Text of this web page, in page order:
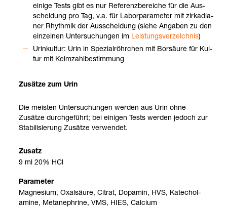
einige Tests gibt es nur Refe­renz­be­rei­che für die Aus­
schei­dung pro Tag, v.a. für Labor­pa­ra­me­ter mit zir­ka­dia­
ner Rhyth­mik der Aus­schei­dung (siehe Anga­ben zu den
ein­zel­nen Unter­su­chun­gen im Leis­tungs­ver­zeich­nis)
Urin­kul­tur: Urin in Spe­zi­al­röhr­chen mit Bor­säure für Kul­
tur mit Keim­zahl­be­stim­mung
Zusätze zum Urin
Die meis­ten Unter­su­chun­gen wer­den aus Urin ohne
Zusätze durch­ge­führt; bei eini­gen Tests wer­den jedoch zur
Sta­bi­li­sie­rung Zusätze ver­wen­det.
9 ml 20% HCl
Magne­sium, Oxal­säure, Citrat, Dopa­min, HVS, Katecho­l­
amine, Meta­ne­phrine, VMS, HIES, Cal­cium